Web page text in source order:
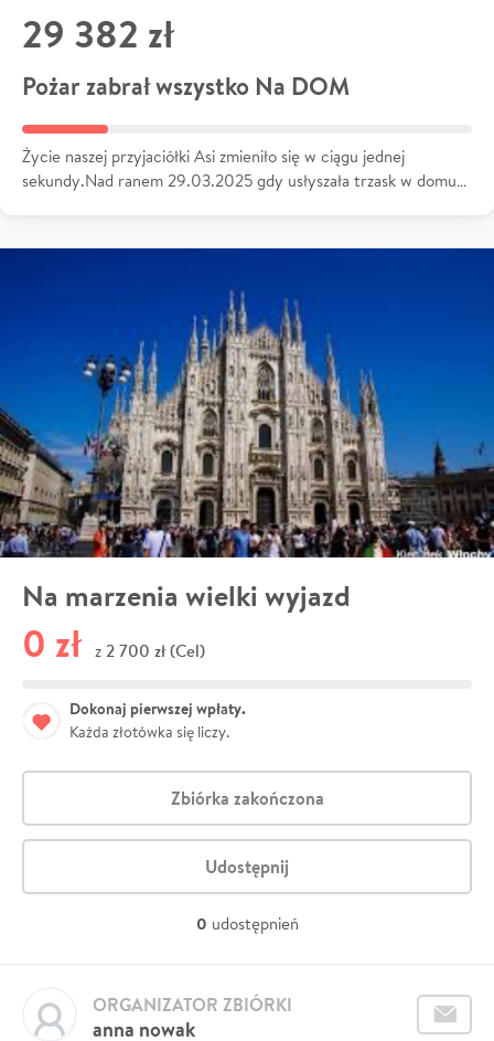
29 382 zł
Pożar zabrał wszystko Na DOM
Życie naszej przyjaciółki Asi zmieniło się w ciągu jednej
sekundy.Nad ranem 29.03.2025 gdy usłyszała trzask w domu…
Na marzenia wielki wyjazd
0 zł z 2 700 zł (Cel)
Dokonaj pierwszej wpłaty.
Każda złotówka się liczy.
Zbiórka zakończona
Udostępnij
0 udostępnień
anna nowak
ORGANIZATOR ZBIÓRKI